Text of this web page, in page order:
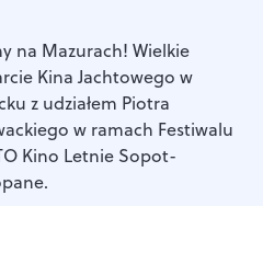
na Mazurach! Wielkie
Kina Jachtowego w
z udziałem Piotra
w ramach Festiwalu
Kino Letnie Sopot-